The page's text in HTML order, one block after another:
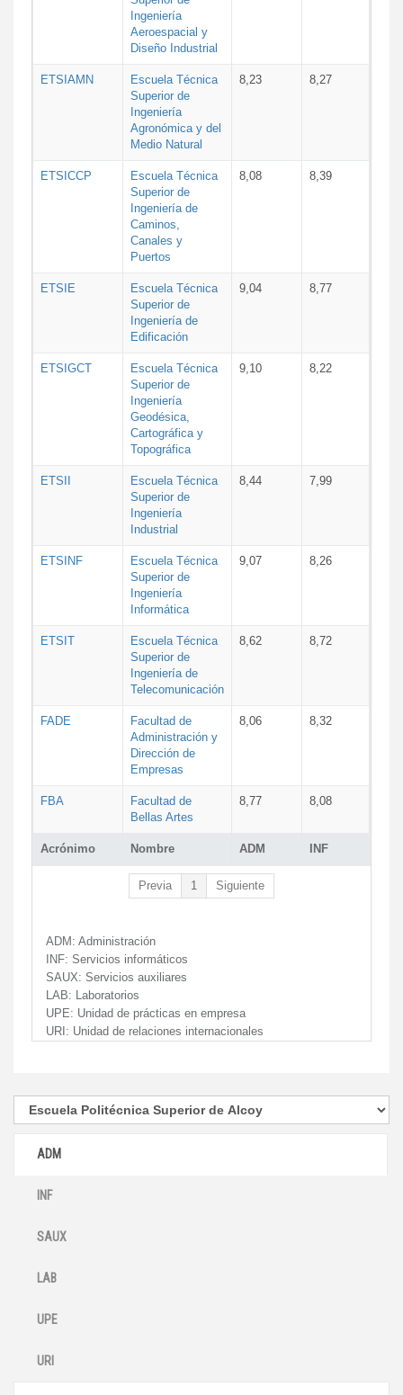
Acrónimo Nombre ADM INF
Ingeniería
Aeroespacial y
Diseño Industrial
ETSIAMN
Escuela Técnica
Superior de
Ingeniería
Agronómica y del
Medio Natural
8,23 8,27
ETSICCP
Escuela Técnica
Superior de
Ingeniería de
Caminos,
Canales y
Puertos
8,08 8,39
ETSIE
Escuela Técnica
Superior de
Ingeniería de
Edificación
9,04 8,77
ETSIGCT
Escuela Técnica
Superior de
Ingeniería
Geodésica,
Cartográfica y
Topográfica
9,10 8,22
ETSII
Escuela Técnica
Superior de
Ingeniería
Industrial
8,44 7,99
ETSINF
Escuela Técnica
Superior de
Ingeniería
Informática
9,07 8,26
ETSIT
Escuela Técnica
Superior de
Ingeniería de
Telecomunicación
8,62 8,72
FADE
Facultad de
Administración y
Dirección de
Empresas
8,06 8,32
FBA
Facultad de
Bellas Artes
8,77 8,08
Previa 1 Siguiente
ADM: Administración
INF: Servicios informáticos
SAUX: Servicios auxiliares
LAB: Laboratorios
UPE: Unidad de prácticas en empresa
URI: Unidad de relaciones internacionales
ADM
INF
SAUX
LAB
UPE
URI